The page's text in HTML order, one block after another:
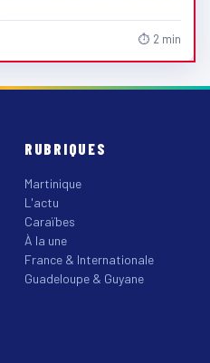
⏱ 2 min
RUBRIQUES
Martinique
L'actu
Caraïbes
À la une
France & Internationale
Guadeloupe & Guyane